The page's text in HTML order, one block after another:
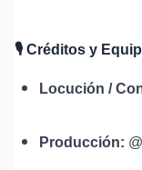
🎙️ Créditos y
Locución /
Producción: